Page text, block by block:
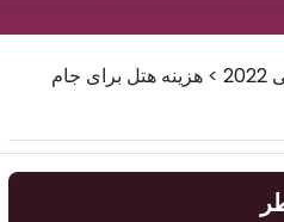
> هزینه هتل برای جام